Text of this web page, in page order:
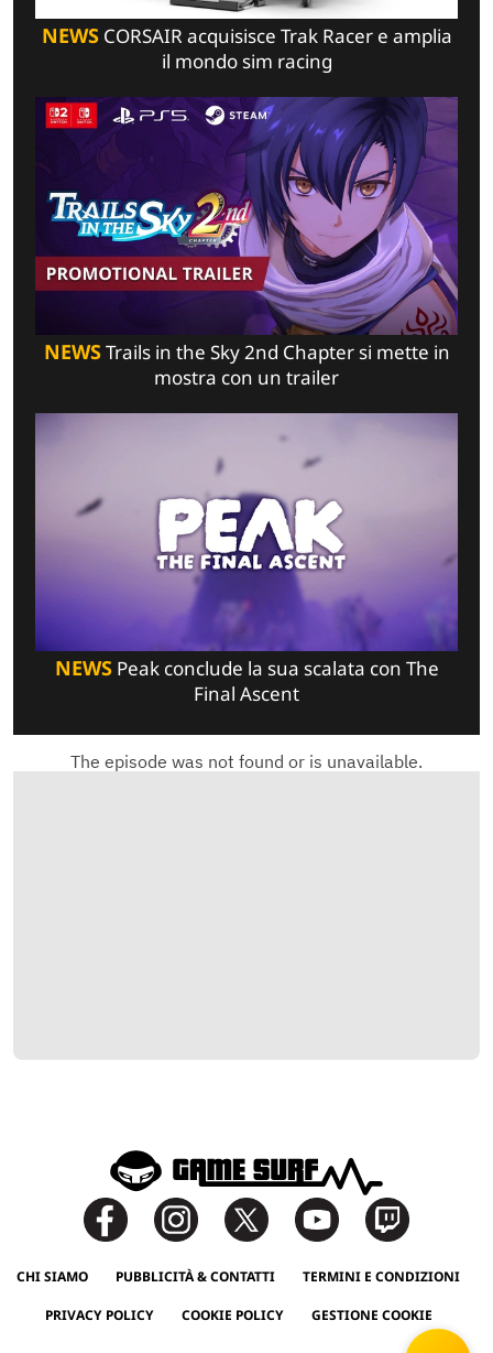
NEWSCORSAIR acquisisce Trak Racer e amplia
il mondo sim racing
NEWSTrails in the Sky 2nd Chapter si mette in
mostra con un trailer
NEWSPeak conclude la sua scalata con The
Final Ascent
CHI SIAMO PUBBLICITÀ & CONTATTI TERMINI E CONDIZIONI
PRIVACY POLICY COOKIE POLICY GESTIONE COOKIE